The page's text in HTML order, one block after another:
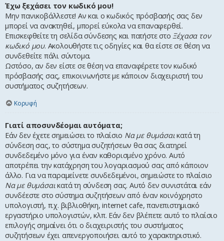
Έχω ξεχάσει τον κωδικό μου!
Μην πανικοβάλλεστε! Αν και ο κωδικός πρόσβασής σας δεν
μπορεί να ανακτηθεί, μπορεί εύκολα να επαναφερθεί.
Επισκεφθείτε τη σελίδα σύνδεσης και πατήστε στο Ξέχασα τον
κωδικό μου. Ακολουθήστε τις οδηγίες και θα είστε σε θέση να
συνδεθείτε πάλι σύντομα.
Ωστόσο, αν δεν είστε σε θέση να επαναφέρετε τον κωδικό
πρόσβασής σας, επικοινωνήστε με κάποιον διαχειριστή του
συστήματος συζητήσεων.
Κορυφή
Γιατί αποσυνδέομαι αυτόματα;
Εάν δεν έχετε σημειώσει το πλαίσιο Να με θυμάσαικατά τη
σύνδεση σας, το σύστημα συζητήσεων θα σας διατηρεί
συνδεδεμένο μόνο για έναν καθορισμένο χρόνο. Αυτό
αποτρέπει την κατάχρηση του λογαριασμού σας από κάποιον
άλλο. Για να παραμείνετε συνδεδεμένοι, σημειώστε το πλαίσιο
Να με θυμάσαικατά τη σύνδεση σας. Αυτό δεν συνιστάται εάν
συνδέεστε στο σύστημα συζητήσεων από έναν κοινόχρηστο
υπολογιστή, π.χ. βιβλιοθήκη, internet cafe, πανεπιστημιακό
εργαστήριο υπολογιστών, κλπ. Εάν δεν βλέπετε αυτό το πλαίσιο
επιλογής σημαίνει ότι ο διαχειριστής του συστήματος
συζητήσεων έχει απενεργοποιήσει αυτό το χαρακτηριστικό.